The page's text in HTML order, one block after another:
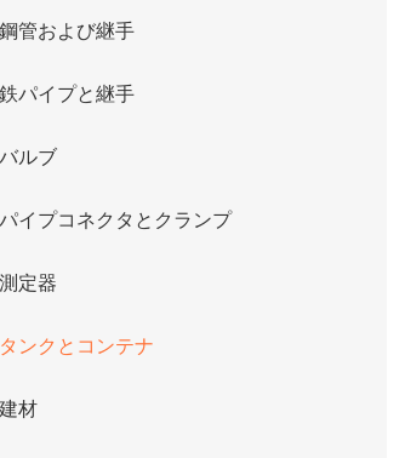
鋼管および継手
鉄パイプと継手
バルブ
パイプコネクタとクランプ
測定器
タンクとコンテナ
建材